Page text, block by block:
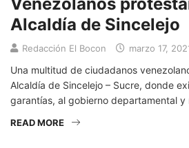
Venezolanos
Alcaldía de Sincelejo
Redacción El Bocon marzo 17,
Una multitud de ciudadanos
Alcaldía de Sincelejo – Sucre, donde
garantías, al gobierno departamental y
READ MORE